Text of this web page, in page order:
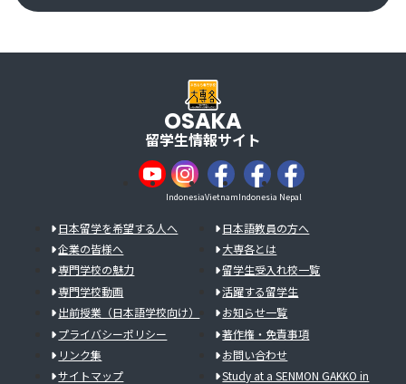
OSAKA
留学生情報サイト
IndonesiaVietnamIndonesia Nepal
日本留学を希望する人へ
日本語教員の方へ
企業の皆様へ
大専各とは
専門学校の魅力
留学生受入れ校一覧
専門学校動画
活躍する留学生
出前授業（日本語学校向け）
お知らせ一覧
プライバシーポリシー
著作権・免責事項
リンク集
お問い合わせ
サイトマップ
Study at a SENMON GAKKO in